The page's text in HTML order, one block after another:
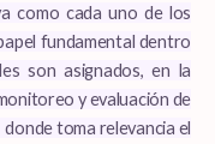
como cada uno de los
fundamental dentro
son asignados, en la
y evaluación de
toma relevancia el